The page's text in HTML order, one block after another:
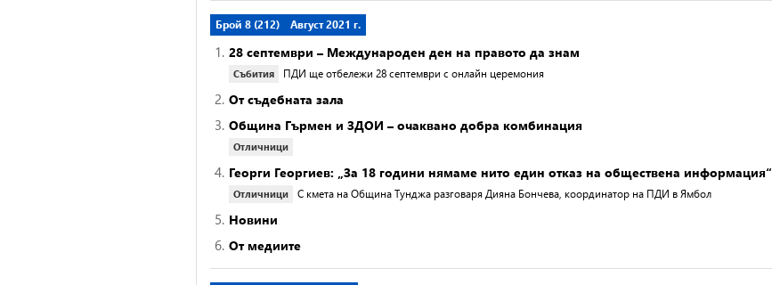
Брой 8 (212) Август 2021 г.
1. 28 септември – Международен ден на правото да знам
Събития ПДИ ще отбележи 28 септември с онлайн церемония
2. От съдебната зала
3. Община Гърмен и ЗДОИ – очаквано добра комбинация
Отличници
4. Георги Георгиев: „За 18 години нямаме нито един отказ на обществена информация“
Отличници С кмета на Община Тунджа разговаря Дияна Бончева, координатор на ПДИ в Ямбол
5. Новини
6. От медиите